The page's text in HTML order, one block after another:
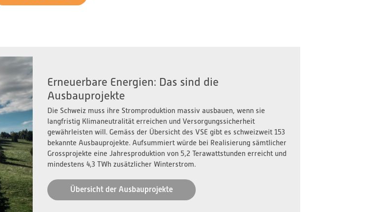
Erneuerbare Energien: Das sind die
Ausbauprojekte
Die Schweiz muss ihre Stromproduktion massiv ausbauen, wenn sie
langfristig Klimaneutralität erreichen und Versorgungssicherheit
gewährleisten will. Gemäss der Übersicht des VSE gibt es schweizweit 153
bekannte Ausbauprojekte. Aufsummiert würde bei Realisierung sämtlicher
Grossprojekte eine Jahresproduktion von 5,2 Terawattstunden erreicht und
mindestens 4,3 TWh zusätzlicher Winterstrom.
Übersicht der Ausbauprojekte